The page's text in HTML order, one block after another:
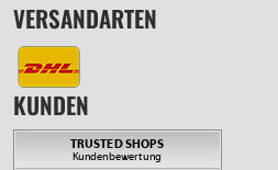
VERSANDARTEN
KUNDEN